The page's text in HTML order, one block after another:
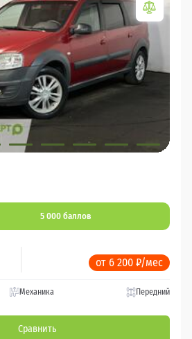
5 000 баллов
от 6 200 ₽/мес
Механика Передний
Сравнить